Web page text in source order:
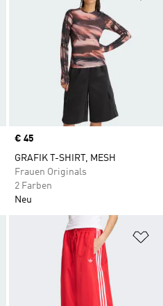
Price
€ 45
GRAFIK T-SHIRT, MESH
Frauen Originals
2 Farben
Neu
Zur Wunschliste hinzufügen